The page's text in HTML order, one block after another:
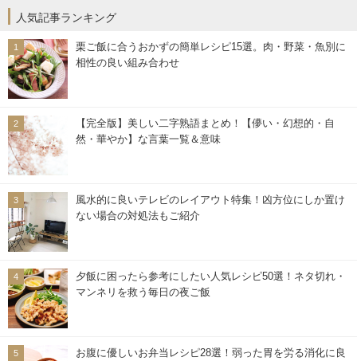
人気記事ランキング
栗ご飯に合うおかずの簡単レシピ15選。肉・野菜・魚別に
相性の良い組み合わせ
【完全版】美しい二字熟語まとめ！【儚い・幻想的・自
然・華やか】な言葉一覧＆意味
風水的に良いテレビのレイアウト特集！凶方位にしか置け
ない場合の対処法もご紹介
夕飯に困ったら参考にしたい人気レシピ50選！ネタ切れ・
マンネリを救う毎日の夜ご飯
お腹に優しいお弁当レシピ28選！弱った胃を労る消化に良